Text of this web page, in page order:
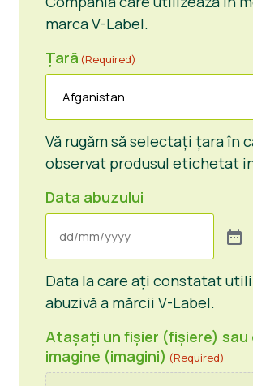
marca V-Label.
Țară (Required)
Vă rugăm să selectați țara în
observat produsul etichetat
Data abuzului
Data la care ați constatat
abuzivă a mărcii V-Label.
Atașați un fișier (fișiere) sau
imagine (imagini) (Required)